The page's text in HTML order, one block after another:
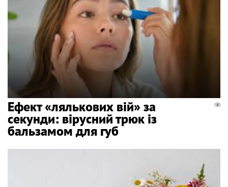
Ефект «лялькових вій» за
секунди: вірусний трюк із
бальзамом для губ